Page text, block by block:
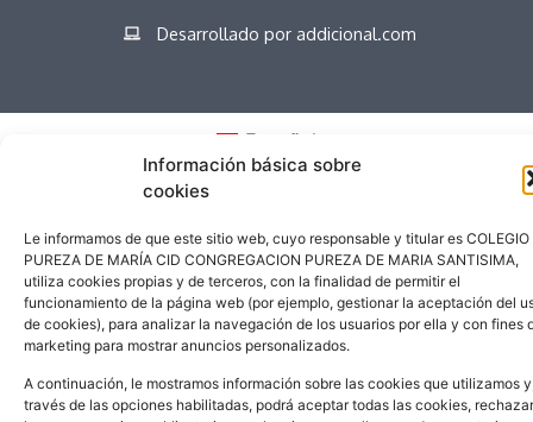
Información básica sobre
cookies
Le informamos de que este sitio web, cuyo responsable y titular es COLEGIO
PUREZA DE MARÍA CID CONGREGACION PUREZA DE MARIA SANTISIMA,
utiliza cookies propias y de terceros, con la finalidad de permitir el
funcionamiento de la página web (por ejemplo, gestionar la aceptación del
de cookies), para analizar la navegación de los usuarios por ella y con fines
marketing para mostrar anuncios personalizados.
A continuación, le mostramos información sobre las cookies que utilizamos
través de las opciones habilitadas, podrá aceptar todas las cookies, rechazar
Desarrollado por addicional.com
Español